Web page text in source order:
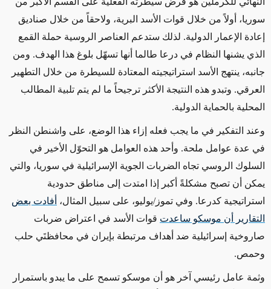
سوريا، أولاً من خلال قوات الأسد البرية، ولاحقاً من خلال صناديق
إعادة الإعمار الدولية. لذلك ستدعم العناصر الروسية حملة القمع
الذي يشنها النظام في درعا طالما أنها تسهّل بلوغ هذا الهدف. ومن
جانبه، ينتهج الأسد استراتيجيته المعتادة للسيطرة من خلال التطهير
العرقي. وتبدو هذه النتيجة الأكثر ترجيحاً ما لم يتم تلبية المطالب
المحلية بالحماية الدولية.
وعند التفكير في ما يجب فعله إزاء هذا الوضع، على واشنطن النظر
في عدة عوامل ملحة. وأحد هذه العوامل هو التحوّل الأخير في
السلوك الروسي تجاه الضربات الجوية الإسرائيلية في سوريا، والتي
يمكن أن تصبح مشكلةً أكبر إذا امتدت إلى مناطق حدودية
استراتيجية كدرعا. وفي تموز/يوليو، على سبيل المثال، أفادت بعض
التقارير أن موسكو ساعدت قوات الأسد في اعتراض ضربات
صاروخية إسرائيلية ضد أهداف مرتبطة بإيران في محافظتَي حلب
وحمص.
وثمة عامل رئيسي آخر هو أن موسكو تسمح على ما يبدو باستمرار